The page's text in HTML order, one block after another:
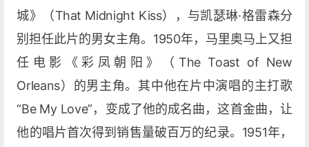
城》（That Midnight Kiss），与凯瑟琳·格雷森分
别担任此片的男女主角。1950年，马里奥马上又担
任电影《彩凤朝阳》（The Toast of New
Orleans）的男主角。其中他在片中演唱的主打歌
“Be My Love”，变成了他的成名曲，这首金曲，让
他的唱片首次得到销售量破百万的纪录。1951年，